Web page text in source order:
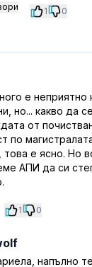
1 0
е неприятно
но... какво да
от
по
е ясно. Но
АПИ да си
1 0
напълно